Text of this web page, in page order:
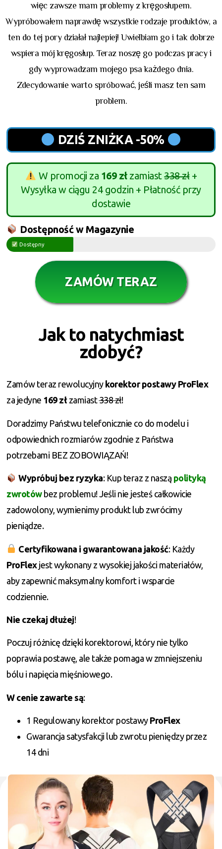
więc zawsze mam problemy z kręgosłupem.
Wypróbowałem naprawdę wszystkie rodzaje produktów, a
ten do tej pory działał najlepiej! Uwielbiam go i tak dobrze
wspiera mój kręgosłup. Teraz noszę go podczas pracy i
gdy wyprowadzam mojego psa każdego dnia.
Zdecydowanie warto spróbować, jeśli masz ten sam
problem.
DZIŚ ZNIŻKA -50%
W promocji za 169 złzamiast338 zł+
Wysyłka w ciągu 24 godzin + Płatność przy
dostawie
Dostępność w Magazynie
Dostępny
ZAMÓW TERAZ
Jak to natychmiast
zdobyć?
Zamów teraz rewolucyjny korektor postawy ProFlex
za jedyne 169 złzamiast338 zł!
Doradzimy Państwu telefonicznie co do modelu i
odpowiednich rozmiarów zgodnie z Państwa
potrzebami BEZ ZOBOWIĄZAŃ!
Wypróbuj bez ryzyka: Kup teraz z naszą polityką
zwrotówbez problemu! Jeśli nie jesteś całkowicie
zadowolony, wymienimy produkt lub zwrócimy
pieniądze.
Certyfikowana i gwarantowana jakość: Każdy
ProFlexjest wykonany z wysokiej jakości materiałów,
aby zapewnić maksymalny komfort i wsparcie
codziennie.
Nie czekaj dłużej!
Poczuj różnicę dzięki korektorowi, który nie tylko
poprawia postawę, ale także pomaga w zmniejszeniu
bólu i napięcia mięśniowego.
W cenie zawarte są:
1 Regulowany korektor postawy ProFlex
Gwarancja satysfakcji lub zwrotu pieniędzy przez
14 dni